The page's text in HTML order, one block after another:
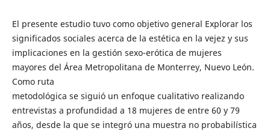
El presente estudio tuvo como objetivo general Explorar los
significados sociales acerca de la estética en la vejez y sus
implicaciones en la gestión sexo-erótica de mujeres
mayores del Área Metropolitana de Monterrey, Nuevo León.
Como ruta
metodológica se siguió un enfoque cualitativo realizando
entrevistas a profundidad a 18 mujeres de entre 60 y 79
años, desde la que se integró una muestra no probabilística